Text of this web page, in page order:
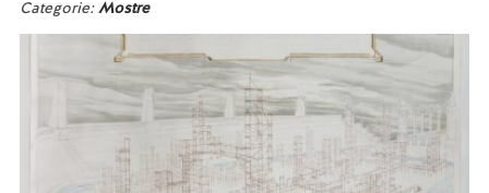
Categorie:Mostre